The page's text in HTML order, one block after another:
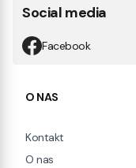
Social media
Facebook
Linki w stopce
O NAS
Kontakt
O nas